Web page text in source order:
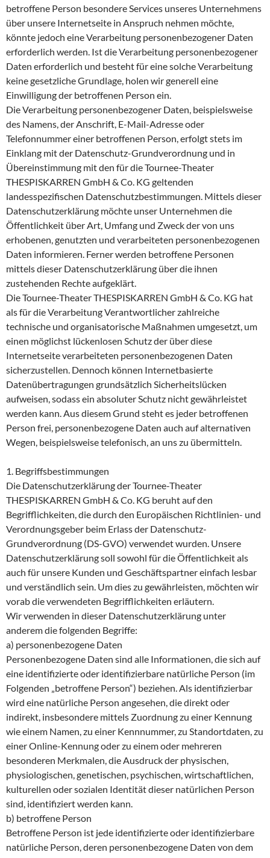
betroffene Person besondere Services unseres Unternehmens
über unsere Internetseite in Anspruch nehmen möchte,
könnte jedoch eine Verarbeitung personenbezogener Daten
erforderlich werden. Ist die Verarbeitung personenbezogener
Daten erforderlich und besteht für eine solche Verarbeitung
keine gesetzliche Grundlage, holen wir generell eine
Einwilligung der betroffenen Person ein.
Die Verarbeitung personenbezogener Daten, beispielsweise
des Namens, der Anschrift, E-Mail-Adresse oder
Telefonnummer einer betroffenen Person, erfolgt stets im
Einklang mit der Datenschutz-Grundverordnung und in
Übereinstimmung mit den für die Tournee-Theater
THESPISKARREN GmbH & Co. KG geltenden
landesspezifischen Datenschutzbestimmungen. Mittels dieser
Datenschutzerklärung möchte unser Unternehmen die
Öffentlichkeit über Art, Umfang und Zweck der von uns
erhobenen, genutzten und verarbeiteten personenbezogenen
Daten informieren. Ferner werden betroffene Personen
mittels dieser Datenschutzerklärung über die ihnen
zustehenden Rechte aufgeklärt.
Die Tournee-Theater THESPISKARREN GmbH & Co. KG hat
als für die Verarbeitung Verantwortlicher zahlreiche
technische und organisatorische Maßnahmen umgesetzt, um
einen möglichst lückenlosen Schutz der über diese
Internetseite verarbeiteten personenbezogenen Daten
sicherzustellen. Dennoch können Internetbasierte
Datenübertragungen grundsätzlich Sicherheitslücken
aufweisen, sodass ein absoluter Schutz nicht gewährleistet
werden kann. Aus diesem Grund steht es jeder betroffenen
Person frei, personenbezogene Daten auch auf alternativen
Wegen, beispielsweise telefonisch, an uns zu übermitteln.
1. Begriffsbestimmungen
Die Datenschutzerklärung der Tournee-Theater
THESPISKARREN GmbH & Co. KG beruht auf den
Begrifflichkeiten, die durch den Europäischen Richtlinien- und
Verordnungsgeber beim Erlass der Datenschutz-
Grundverordnung (DS-GVO) verwendet wurden. Unsere
Datenschutzerklärung soll sowohl für die Öffentlichkeit als
auch für unsere Kunden und Geschäftspartner einfach lesbar
und verständlich sein. Um dies zu gewährleisten, möchten wir
vorab die verwendeten Begrifflichkeiten erläutern.
Wir verwenden in dieser Datenschutzerklärung unter
anderem die folgenden Begriffe:
a) personenbezogene Daten
Personenbezogene Daten sind alle Informationen, die sich auf
eine identifizierte oder identifizierbare natürliche Person (im
Folgenden „betroffene Person“) beziehen. Als identifizierbar
wird eine natürliche Person angesehen, die direkt oder
indirekt, insbesondere mittels Zuordnung zu einer Kennung
wie einem Namen, zu einer Kennnummer, zu Standortdaten, zu
einer Online-Kennung oder zu einem oder mehreren
besonderen Merkmalen, die Ausdruck der physischen,
physiologischen, genetischen, psychischen, wirtschaftlichen,
kulturellen oder sozialen Identität dieser natürlichen Person
sind, identifiziert werden kann.
b) betroffene Person
Betroffene Person ist jede identifizierte oder identifizierbare
natürliche Person, deren personenbezogene Daten von dem